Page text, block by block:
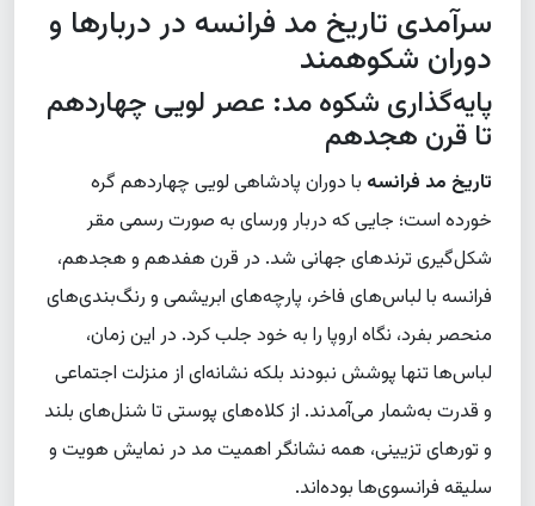
سرآمدی تاریخ مد فرانسه در دربارها و
دوران شکوهمند
پایه‌گذاری شکوه مد: عصر لویی چهاردهم
تا قرن هجدهم
تاریخ مد فرانسهبا دوران پادشاهی لویی چهاردهم گره
خورده است؛ جایی که دربار ورسای به صورت رسمی مقر
شکل‌گیری ترندهای جهانی شد. در قرن هفدهم و هجدهم،
فرانسه با لباس‌های فاخر، پارچه‌های ابریشمی و رنگ‌بندی‌های
منحصر بفرد، نگاه اروپا را به خود جلب کرد. در این زمان،
لباس‌ها تنها پوشش نبودند بلکه نشانه‌ای از منزلت اجتماعی
و قدرت به‌شمار می‌آمدند. از کلاه‌های پوستی تا شنل‌های بلند
و تورهای تزیینی، همه نشانگر اهمیت مد در نمایش هویت و
سلیقه فرانسوی‌ها بوده‌اند.